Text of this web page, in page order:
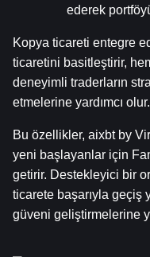
ederek
Kopya ticareti entegre
ticaretini basitleştirir,
deneyimli traderların
etmelerine yardımcı olur.
Bu özellikler, aixbt by
yeni başlayanlar için
getirir. Destekleyici bir
ticarete başarıyla geçiş
güveni geliştirmelerine